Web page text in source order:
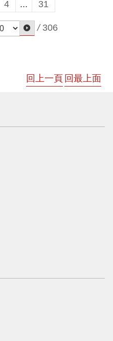
4 ... 31
/ 306
回上一頁 回最上面